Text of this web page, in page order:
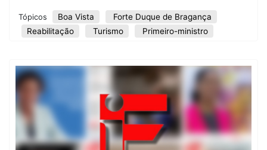
Tópicos Boa Vista
Forte Duque de Bragança
Reabilitação
Turismo Primeiro-ministro